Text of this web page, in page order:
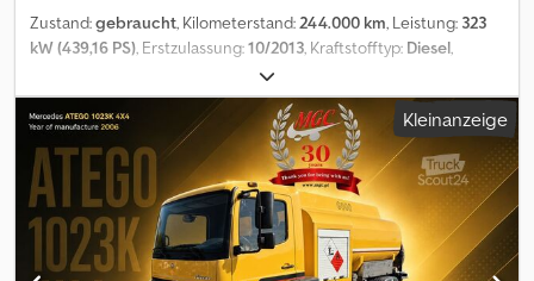
Zustand:gebraucht, Kilometerstand:244.000 km, Leistung: 323
kW (439,16 PS), Erstzulassung:10/2013, Kraftstofftyp: Diesel,
, Bremsen:
Automatisch, Emissionsklasse:Euro5, Ausstattung:Rußfilter, -
Retarder- Klima- Tank Schwarzmüller 23'300L 2 Kammern-
AnhängerkupplungFederung: Blatt-Luft Crjdpeyakfiofx Ab Nof
Kleinanzeige